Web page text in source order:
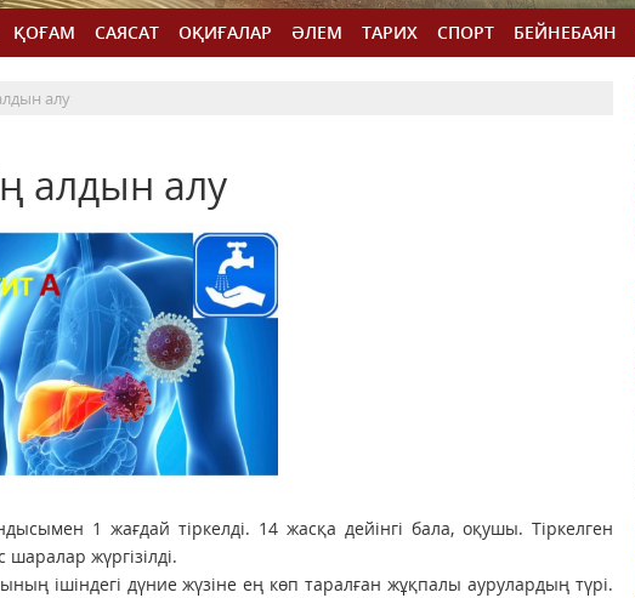
ҚОҒАМ САЯСАТ ОҚИҒАЛАР ӘЛЕМ ТАРИХ СПОРТ БЕЙНЕБАЯН
алу
алдын алу
1 жағдай тіркелді. 14 жасқа дейінгі бала, оқушы. Тіркелген
жүргізілді.
ішіндегі дүние жүзіне ең көп таралған жұқпалы аурулардың түрі.